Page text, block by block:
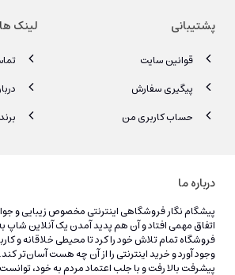
پشتیبانی
قوانین سایت
پیگیری سفارش
حساب کاربری من
لینک
درباره ما
اتفاق مهمی افتاد و آن هم پدید آمدن یک آنلاین شاپ
فروشگاه تمام تلاش خود را کرد تا محیطی خلاقانه و
وجود آورد و خرید اینترنتی را از آن چه هست آسان‌تر کند.
پیشرفت بالا رفت و با جلب اعتماد مردم به خود،